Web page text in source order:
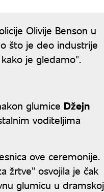
Olivije Benson u
što je deo industrije
je gledamo".
glumice Džejn
voditeljima
ove ceremonije.
žrtve" osvojila je čak
glumicu u dramskoj